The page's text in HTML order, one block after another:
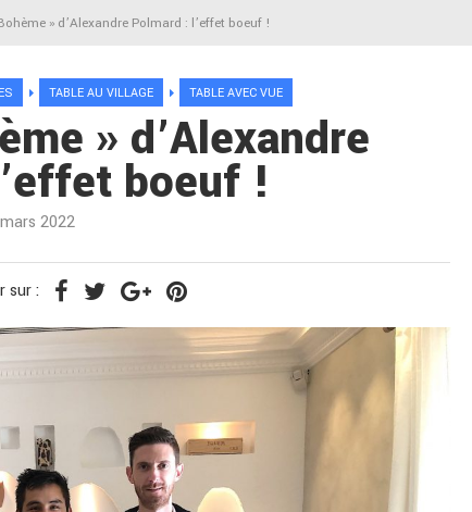
» d’Alexandre Polmard : l’effet boeuf !
TABLE AU VILLAGE TABLE AVEC VUE
» d’Alexandre
boeuf !
2022
sur :